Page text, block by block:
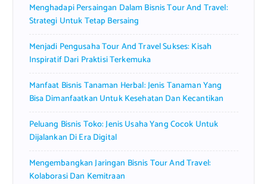
:Menghadapi Persaingan Dalam Bisnis Tour And Travel:
Strategi Untuk Tetap Bersaing
Menjadi Pengusaha Tour And Travel Sukses: Kisah
Inspiratif Dari Praktisi Terkemuka
Manfaat Bisnis Tanaman Herbal: Jenis Tanaman Yang
Bisa Dimanfaatkan Untuk Kesehatan Dan Kecantikan
Peluang Bisnis Toko: Jenis Usaha Yang Cocok Untuk
Dijalankan Di Era Digital
Mengembangkan Jaringan Bisnis Tour And Travel:
Kolaborasi Dan Kemitraan